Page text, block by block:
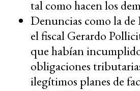
tal como hacen los
Denuncias como la de
el fiscal Gerardo
que habían
obligaciones
ilegítimos planes de